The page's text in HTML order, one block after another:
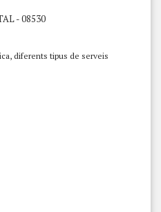
- 08530
diferents tipus de serveis